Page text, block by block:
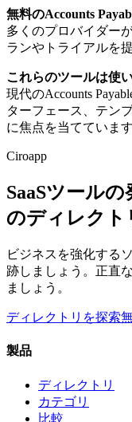
無料のAccounts
多くのプロバイダー
ランやトライアルを
これらのツールは使
現代のAccounts
ターフェース、テン
に焦点を当てています
Ciroapp
SaaSツール
のディレクト
ビジネスを強化する
跡しましょう。正直
ましょう。
ディレクトリを探索
製品
ディレクトリ
カテゴリ
比較